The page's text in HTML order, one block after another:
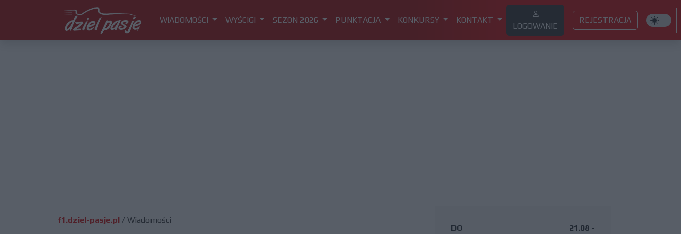
WIADOMOŚCI WYŚCIGI SEZON 2026 PUNKTACJA KONKURSY KONTAKT
LOGOWANIE
REJESTRACJA
f1.dziel-pasje.pl / Wiadomości
DO
21.08 -